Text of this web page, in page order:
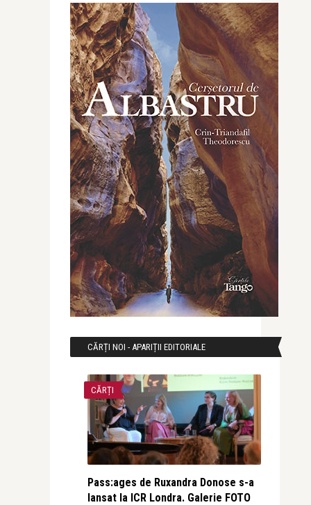
CĂRȚI NOI - APARIȚII EDITORIALE
CĂRȚI
Pass:ages de Ruxandra Donose s-a
lansat la ICR Londra. Galerie FOTO